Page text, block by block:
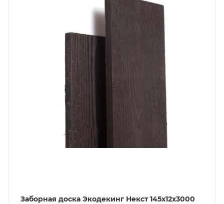
Заборная доска Экодекинг Некст 145х12x3000